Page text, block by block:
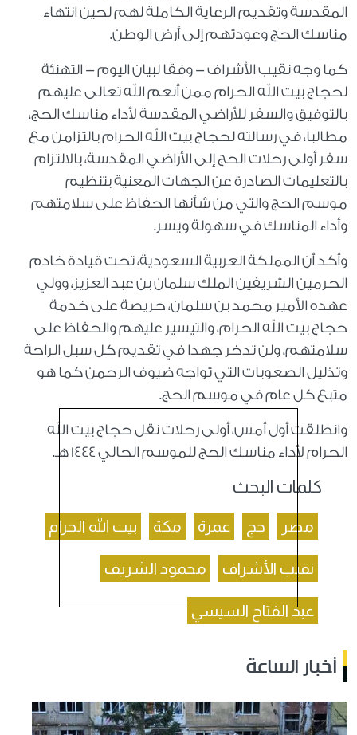
المقدسة وتقديم الرعاية الكاملة لهم لحين انتهاء
مناسك الحج وعودتهم إلى أرض الوطن.
كما وجه نقيب الأشراف - وفقا لبيان اليوم - التهنئة
لحجاج بيت الله الحرام ممن أنعم الله تعالى عليهم
بالتوفيق والسفر للأراضي المقدسة لأداء مناسك الحج،
مطالبا، في رسالته لحجاج بيت الله الحرام بالتزامن مع
سفر أولى رحلات الحج إلى الأراضي المقدسة، بالالتزام
بالتعليمات الصادرة عن الجهات المعنية بتنظيم
موسم الحج والتي من شأنها الحفاظ على سلامتهم
وأداء المناسك في سهولة ويسر.
وأكد أن المملكة العربية السعودية، تحت قيادة خادم
الحرمين الشريفين الملك سلمان بن عبد العزيز، وولي
عهده الأمير محمد بن سلمان، حريصة على خدمة
حجاج بيت الله الحرام، والتيسير عليهم والحفاظ على
سلامتهم، ولن تدخر جهدا في تقديم كل سبل الراحة
وتذليل الصعوبات التي تواجه ضيوف الرحمن كما هو
متبع كل عام في موسم الحج.
وانطلقت أول أمس، أولى رحلات نقل حجاج بيت الله
الحرام لأداء مناسك الحج للموسم الحالي 1444 هـ.
كلمات البحث
مصر حج عمرة مكة بيت الله الحرام
نقيب الأشراف محمود الشريف
عبد الفتاح السيسي
أخبار الساعة